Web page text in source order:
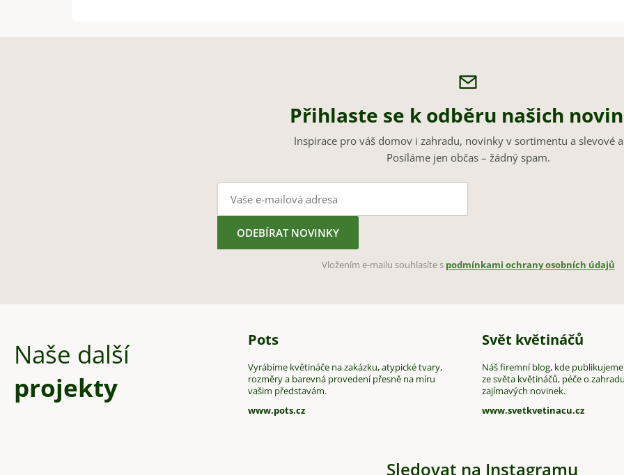
Přihlaste se k odběru našich
Inspirace pro váš domov i zahradu, novinky v sortimentu a slevové
Posíláme jen občas – žádný spam.
ODEBÍRAT NOVINKY
Vložením e-mailu souhlasíte s podmínkami ochrany osobních údajů
Naše další
projekty
Pots
Vyrábíme květináče na zakázku, atypické tvary,
rozměry a barevná provedení přesně na míru
vašim představám.
www.pots.cz
Svět květináčů
Náš firemní blog, kde
ze světa květináčů, péče o
zajímavých novinek.
www.svetkvetinacu.cz
Sledovat na Instagramu